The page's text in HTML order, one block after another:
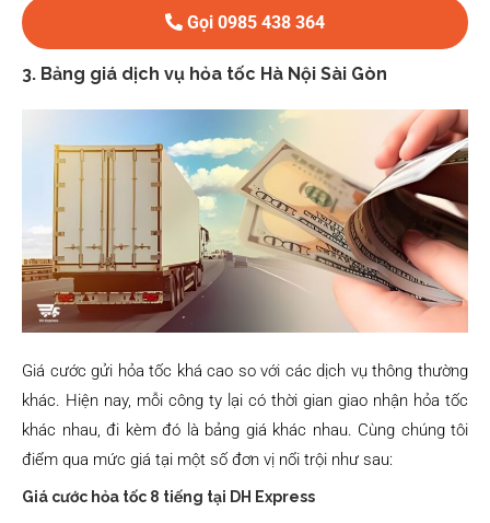
Gọi 0985 438 364
3. Bảng giá dịch vụ hỏa tốc Hà Nội Sài Gòn
Giá cước gửi hỏa tốc khá cao so với các dịch vụ thông thường
khác. Hiện nay, mỗi công ty lại có thời gian giao nhận hỏa tốc
khác nhau, đi kèm đó là bảng giá khác nhau. Cùng chúng tôi
điểm qua mức giá tại một số đơn vị nổi trội như sau:
Giá cước hỏa tốc 8 tiếng tại DH Express